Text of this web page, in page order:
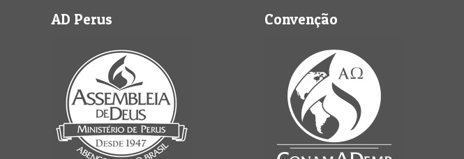
AD Perus Convenção